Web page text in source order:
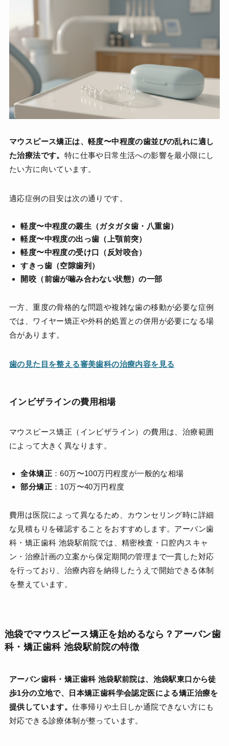
マウスピース矯正は、軽度〜中程度の歯並びの乱れに適し
た治療法です。 特に仕事や日常生活への影響を最小限にし
たい方に向いています。
適応症例の目安は次の通りです。
軽度〜中程度の叢生（ガタガタ歯・八重歯）
軽度〜中程度の出っ歯（上顎前突）
軽度〜中程度の受け口（反対咬合）
すきっ歯（空隙歯列）
開咬（前歯が噛み合わない状態）の一部
一方、重度の骨格的な問題や複雑な歯の移動が必要な症例
では、ワイヤー矯正や外科的処置との併用が必要になる場
合があります。
歯の見た目を整える審美歯科の治療内容を見る
インビザラインの費用相場
マウスピース矯正（インビザライン）の費用は、治療範囲
によって大きく異なります。
全体矯正 ：60万〜100万円程度が一般的な相場
部分矯正 ：10万〜40万円程度
費用は医院によって異なるため、カウンセリング時に詳細
な見積もりを確認することをおすすめします。アーバン歯
科・矯正歯科 池袋駅前院では、精密検査・口腔内スキャ
ン・治療計画の立案から保定期間の管理まで一貫した対応
を行っており、治療内容を納得したうえで開始できる体制
を整えています。
池袋でマウスピース矯正を始めるなら？アーバン歯
科・矯正歯科 池袋駅前院の特徴
アーバン歯科・矯正歯科 池袋駅前院は、池袋駅東口から徒
歩1分の立地で、日本矯正歯科学会認定医による矯正治療を
提供しています。仕事帰りや土日しか通院できない方にも
対応できる診療体制が整っています。